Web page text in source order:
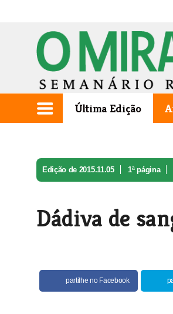
Última Edição
Edição de 2015.11.05 1ª página
Dádiva de
partilhe no Facebook